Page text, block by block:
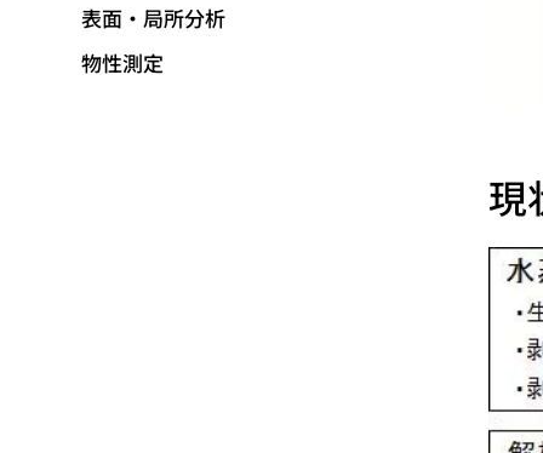
現
表面・局所分析
物性測定